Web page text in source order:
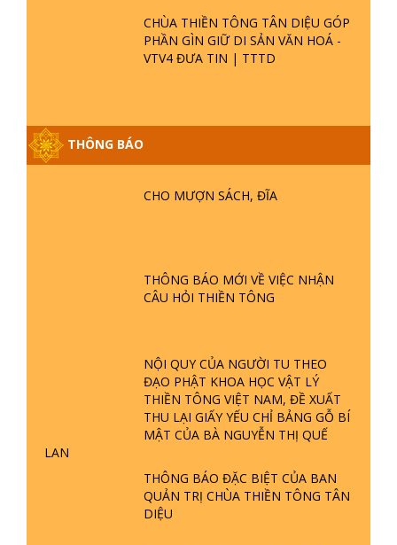
CHÙA THIỀN TÔNG TÂN DIỆU GÓP
PHẦN GÌN GIỮ DI SẢN VĂN HOÁ -
VTV4 ĐƯA TIN | TTTD
THÔNG BÁO
CHO MƯỢN SÁCH, ĐĨA
THÔNG BÁO MỚI VỀ VIỆC NHẬN
CÂU HỎI THIỀN TÔNG
NỘI QUY CỦA NGƯỜI TU THEO
ĐẠO PHẬT KHOA HỌC VẬT LÝ
THIỀN TÔNG VIỆT NAM, ĐỀ XUẤT
THU LẠI GIẤY YẾU CHỈ BẢNG GỖ BÍ
MẬT CỦA BÀ NGUYỄN THỊ QUẾ
LAN
THÔNG BÁO ĐẶC BIỆT CỦA BAN
QUẢN TRỊ CHÙA THIỀN TÔNG TÂN
DIỆU
GIẢI ĐÁP ĐẶC BIỆT P25 - SUỐT 49
NĂM PHẬT KHÔNG NÓI? HỘI LONG
HOA LÀ HỘI GÌ? TỬ VÌ ĐẠO
TTTD
GIẢI ĐÁP ĐẶC BIỆT P23 - THIÊN
TĂNG? | TTTD
GIẢI ĐÁP THIỀN TÔNG ĐẶC BIỆT P22
- TẠI SAO TRÁI ĐẤT NHIỀU THIÊN TAI
- LŨ LỤT - HỎA HOẠN | TTTD
GIẢI ĐÁP THIỀN TÔNG ĐẶC BIỆT P21
- TẠI SAO ĐỨC PHẬT BƯỚC ĐI 7
BƯỚC TRÊN HOA SEN ? | TTTD